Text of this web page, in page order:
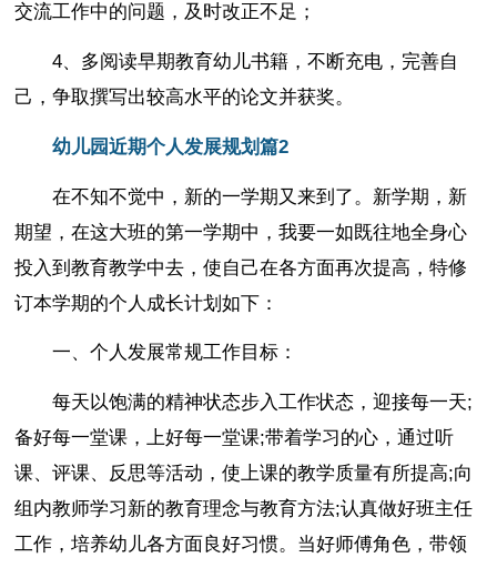
交流工作中的问题，及时改正不足；
4、多阅读早期教育幼儿书籍，不断充电，完善自
己，争取撰写出较高水平的论文并获奖。
幼儿园近期个人发展规划篇2
在不知不觉中，新的一学期又来到了。新学期，新
期望，在这大班的第一学期中，我要一如既往地全身心
投入到教育教学中去，使自己在各方面再次提高，特修
订本学期的个人成长计划如下：
一、个人发展常规工作目标：
每天以饱满的精神状态步入工作状态，迎接每一天;
备好每一堂课，上好每一堂课;带着学习的心，通过听
课、评课、反思等活动，使上课的教学质量有所提高;向
组内教师学习新的教育理念与教育方法;认真做好班主任
工作，培养幼儿各方面良好习惯。当好师傅角色，带领